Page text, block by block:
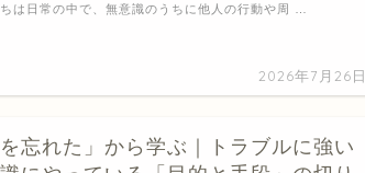
2026年7月26日
は日常の中で、無意識のうちに他人の行動や周 …
を忘れた」から学ぶ｜トラブルに強い